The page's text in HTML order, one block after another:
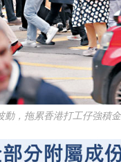
，拖累香港打工仔強積